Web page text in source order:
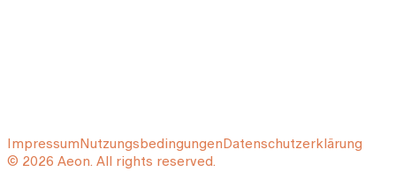
ImpressumNutzungsbedingungenDatenschutzerklärung
© 2026 Aeon. All rights reserved.